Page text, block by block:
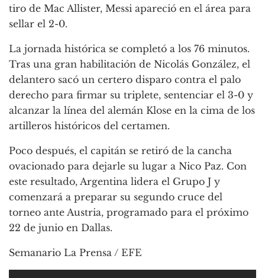
tiro de Mac Allister, Messi apareció en el área para
sellar el 2-0.
La jornada histórica se completó a los 76 minutos.
Tras una gran habilitación de Nicolás González, el
delantero sacó un certero disparo contra el palo
derecho para firmar su triplete, sentenciar el 3-0 y
alcanzar la línea del alemán Klose en la cima de los
artilleros históricos del certamen.
Poco después, el capitán se retiró de la cancha
ovacionado para dejarle su lugar a Nico Paz. Con
este resultado, Argentina lidera el Grupo J y
comenzará a preparar su segundo cruce del
torneo ante Austria, programado para el próximo
22 de junio en Dallas.
Semanario La Prensa / EFE